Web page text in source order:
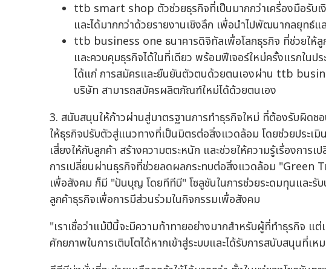
ttb smart shop ตัวช่วยธุรกิจที่เป็นมากกว่าเครื่องมือรับเ
และได้มากกว่าด้วยรายงานเชิงลึก เพื่อนำไปพัฒนากลยุทธ์แ
ttb business one ธนาคารดิจิทัลเพื่อโลกธุรกิจ ที่ช่วยให้ลู
และควบคุมธุรกิจได้ในที่เดียว พร้อมฟีเจอร์ใหม่ครั้งแรกในป
ได้แก่ การสมัครและยืนยันตัวตนด้วยตนเองผ่าน ttb
บริษัท สามารถสมัครผลิตภัณฑ์ใหม่ได้ด้วยตนเอง
3. สนับสนุนให้ก้าวผ่านสู่มาตรฐานการทำธุรกิจใหม่ ที่ต้องรับผิด
ให้ธุรกิจปรับตัวสู่แนวทางที่เป็นมิตรต่อสิ่งแวดล้อม โดยช่วยประเ
เสี่ยงให้กับลูกค้า สร้างความตระหนัก และช่วยให้ความรู้เรื่องกา
การเปลี่ยนผ่านธุรกิจที่ช่วยลดผลกระทบต่อสิ่งแวดล้อม "Green
เพื่อสังคม ก็มี "ปันบุญ โดยทีทีบี" โซลูชันในการช่วยระดมทุนและรั
ลูกค้าธุรกิจเพื่อการมีส่วนร่วมในกิจกรรมเพื่อสังคม
"เราเชื่อว่าแม้ปีนี้จะมีความท้าทายอย่างมากสำหรับผู้ที่ทำธุรกิจ แ
ศักยภาพในการเติบโตได้หากเข้าสู่ระบบและได้รับการสนับสนุนที่เ